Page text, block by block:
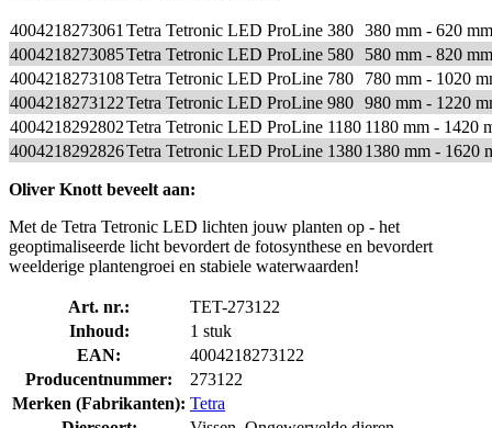
4004218273061 Tetra Tetronic LED ProLine 380 380 mm - 620 mm
4004218273085Tetra Tetronic LED ProLine 580
580 mm - 820 mm
4004218273108Tetra Tetronic LED ProLine 780
780 mm - 1020
4004218273122Tetra Tetronic LED ProLine 980 980 mm - 1220
4004218292802Tetra Tetronic LED ProLine 1180 1180 mm - 1420
4004218292826Tetra Tetronic LED ProLine 13801380 mm - 1620
Oliver Knott beveelt aan:
Met de Tetra Tetronic LED lichten jouw planten op - het
geoptimaliseerde licht bevordert de fotosynthese en bevordert
weelderige plantengroei en stabiele waterwaarden!
Art. nr.:
TET-273122
Inhoud:
1 stuk
EAN:
4004218273122
Producentnummer:
273122
Merken (Fabrikanten): Tetra